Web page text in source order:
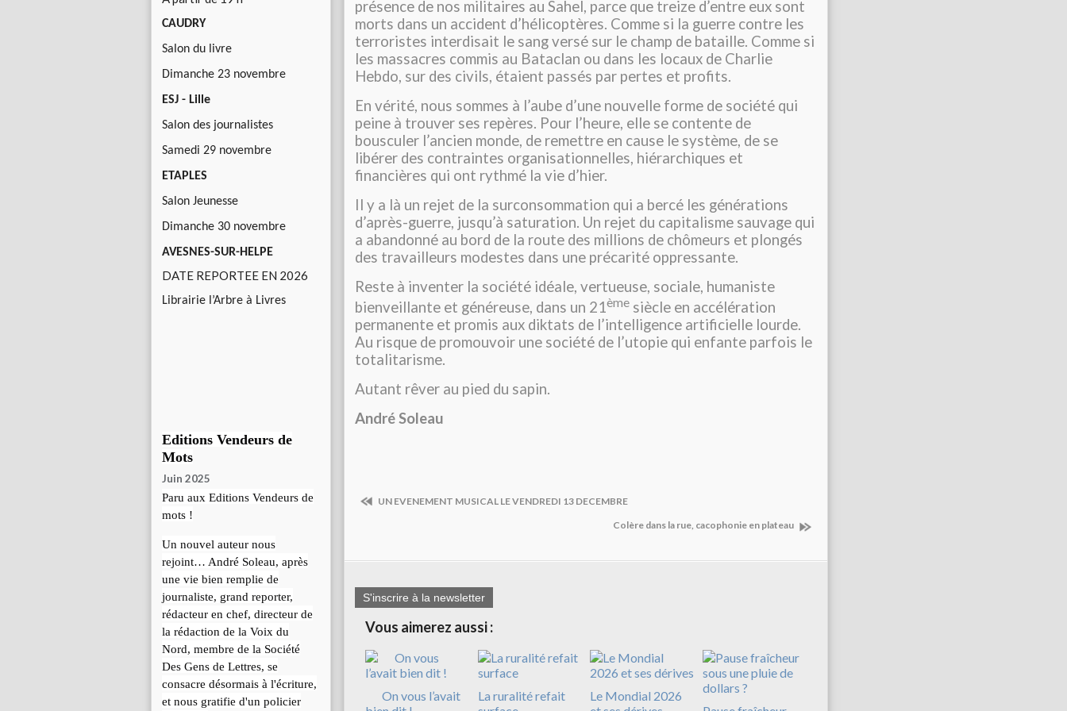
CAUDRY
Salon du livre
Dimanche 23 novembre
ESJ - Lille
Salon des journalistes
Samedi 29 novembre
ETAPLES
Salon Jeunesse
Dimanche 30 novembre
AVESNES-SUR-HELPE
DATE REPORTEE EN 2026
Librairie l’Arbre à Livres
Editions Vendeurs de
Mots
Juin 2025
Paru aux Editions Vendeurs de
mots !
Un nouvel auteur nous
rejoint… André Soleau, après
une vie bien remplie de
journaliste, grand reporter,
rédacteur en chef, directeur de
la rédaction de la Voix du
Nord, membre de la Société
Des Gens de Lettres, se
consacre désormais à l'écriture,
et nous gratifie d'un policier
présence de nos militaires au Sahel, parce que treize d’entre eux sont
morts dans un accident d’hélicoptères. Comme si la guerre contre les
terroristes interdisait le sang versé sur le champ de bataille. Comme si
les massacres commis au Bataclan ou dans les locaux de Charlie
Hebdo, sur des civils, étaient passés par pertes et profits.
En vérité, nous sommes à l’aube d’une nouvelle forme de société qui
peine à trouver ses repères. Pour l’heure, elle se contente de
bousculer l’ancien monde, de remettre en cause le système, de se
libérer des contraintes organisationnelles, hiérarchiques et
financières qui ont rythmé la vie d’hier.
Il y a là un rejet de la surconsommation qui a bercé les générations
d’après-guerre, jusqu’à saturation. Un rejet du capitalisme sauvage qui
a abandonné au bord de la route des millions de chômeurs et plongés
des travailleurs modestes dans une précarité oppressante.
Reste à inventer la société idéale, vertueuse, sociale, humaniste
bienveillante et généreuse, dans un 21ème siècle en accélération
permanente et promis aux diktats de l’intelligence artificielle lourde.
Au risque de promouvoir une société de l’utopie qui enfante parfois le
totalitarisme.
Autant rêver au pied du sapin.
André Soleau
UN EVENEMENT MUSICAL LE VENDREDI 13 DECEMBRE
Colère dans la rue, cacophonie en plateau
S'inscrire à la newsletter
Vous aimerez aussi :
On vous l’avait
La ruralité refait
Le Mondial 2026